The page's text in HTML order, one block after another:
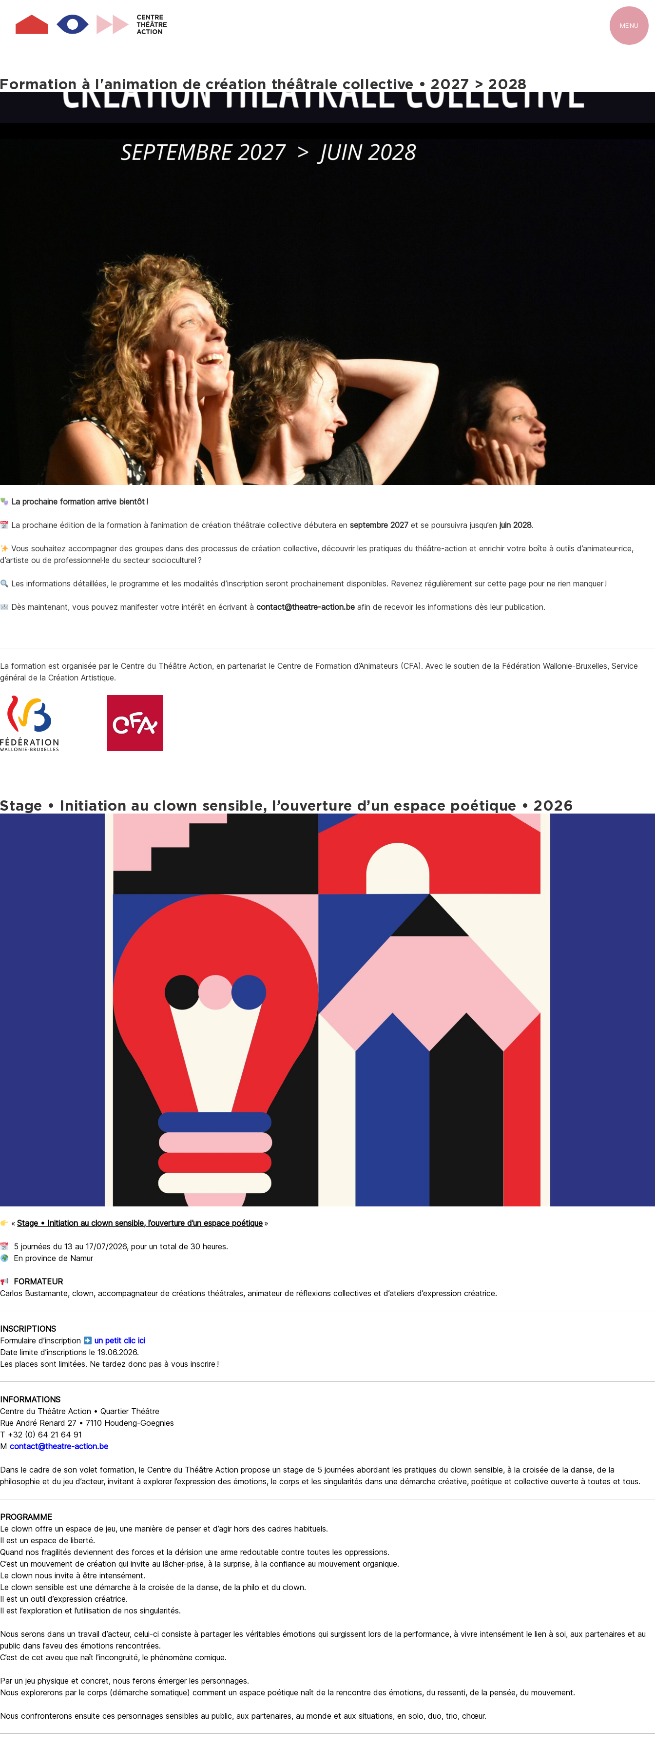
MENU
Formation à l'animation de création théâtrale collective • 2027 > 2028
La prochaine formation arrive bientôt !
La prochaine édition de la formation à l’animation de création théâtrale collective débutera enseptembre 2027 et se poursuivra jusqu’enjuin 2028.
Vous souhaitez accompagner des groupes dans des processus de création collective, découvrir les pratiques du théâtre-action et enrichir votre boîte à outils d’animateur·rice,
d’artiste ou de professionnel·le du secteur socioculturel ?
Les informations détaillées, le programme et les modalités d’inscription seront prochainement disponibles. Revenez régulièrement sur cette page pour ne rien manquer !
Dès maintenant, vous pouvez manifester votre intérêt en écrivant àcontact@theatre-action.be afin de recevoir les informations dès leur publication.
La formation est organisée par le Centre du Théâtre Action, en partenariat le Centre de Formation d’Animateurs (CFA). Avec le soutien de la Fédération Wallonie-Bruxelles, Service
général de la Création Artistique.
Stage • Initiation au clown sensible, l’ouverture d’un espace poétique • 2026
«Stage • Initiation au clown sensible, l’ouverture d’un espace poétique »
5 journées du 13 au 17/07/2026, pour un total de 30 heures.
En province de Namur
FORMATEUR
Carlos Bustamante, clown, accompagnateur de créations théâtrales, animateur de réflexions collectives et d’ateliers d’expression créatrice.
INSCRIPTIONS
Formulaire d’inscription
un petit clic ici
Date limite d’inscriptions le 19.06.2026.
Les places sont limitées. Ne tardez donc pas à vous inscrire !
INFORMATIONS
Centre du Théâtre Action • Quartier Théâtre
Rue André Renard 27 • 7110 Houdeng-Goegnies
T +32 (0) 64 21 64 91
M contact@theatre-action.be
Dans le cadre de son volet formation, le Centre du Théâtre Action propose un stage de 5 journées abordant les pratiques du clown sensible, à la croisée de la danse, de la
philosophie et du jeu d’acteur, invitant à explorer l’expression des émotions, le corps et les singularités dans une démarche créative, poétique et collective ouverte à toutes et tous.
PROGRAMME
Le clown offre un espace de jeu, une manière de penser et d’agir hors des cadres habituels.
Il est un espace de liberté.
Quand nos fragilités deviennent des forces et la dérision une arme redoutable contre toutes les oppressions.
C’est un mouvement de création qui invite au lâcher-prise, à la surprise, à la confiance au mouvement organique.
Le clown nous invite à être intensément.
Le clown sensible est une démarche à la croisée de la danse, de la philo et du clown.
Il est un outil d’expression créatrice.
Il est l’exploration et l’utilisation de nos singularités.
Nous serons dans un travail d’acteur, celui-ci consiste à partager les véritables émotions qui surgissent lors de la performance, à vivre intensément le lien à soi, aux partenaires et au
public dans l’aveu des émotions rencontrées.
C’est de cet aveu que naît l’incongruité, le phénomène comique.
Par un jeu physique et concret, nous ferons émerger les personnages.
Nous explorerons par le corps (démarche somatique) comment un espace poétique naît de la rencontre des émotions, du ressenti, de la pensée, du mouvement.
Nous confronterons ensuite ces personnages sensibles au public, aux partenaires, au monde et aux situations, en solo, duo, trio, chœur.